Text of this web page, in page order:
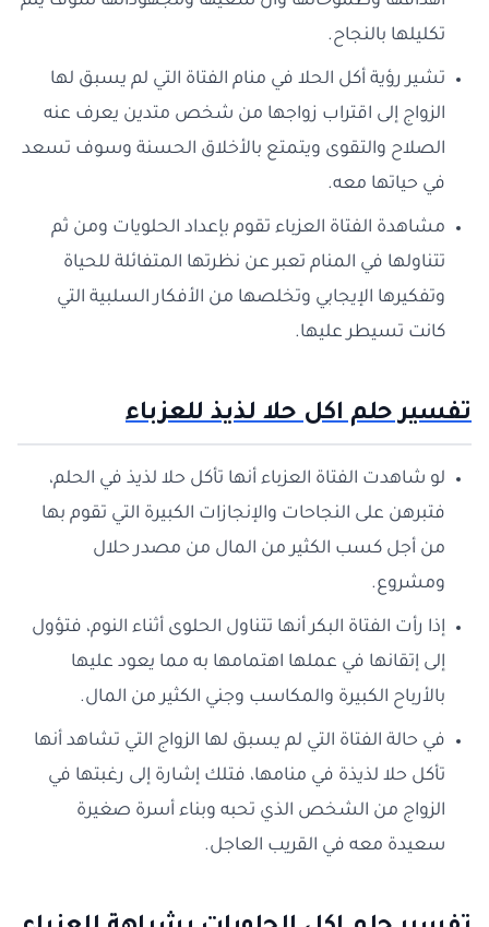
تكليلها بالنجاح.
تشير رؤية أكل الحلا في منام الفتاة التي لم يسبق لها
الزواج إلى اقتراب زواجها من شخص متدين يعرف عنه
الصلاح والتقوى ويتمتع بالأخلاق الحسنة وسوف تسعد
في حياتها معه.
مشاهدة الفتاة العزباء تقوم بإعداد الحلويات ومن ثم
تتناولها في المنام تعبر عن نظرتها المتفائلة للحياة
وتفكيرها الإيجابي وتخلصها من الأفكار السلبية التي
كانت تسيطر عليها.
تفسير حلم اكل حلا لذيذ للعزباء
لو شاهدت الفتاة العزباء أنها تأكل حلا لذيذ في الحلم،
فتبرهن على النجاحات والإنجازات الكبيرة التي تقوم بها
من أجل كسب الكثير من المال من مصدر حلال
ومشروع.
إذا رأت الفتاة البكر أنها تتناول الحلوى أثناء النوم، فتؤول
إلى إتقانها في عملها اهتمامها به مما يعود عليها
بالأرباح الكبيرة والمكاسب وجني الكثير من المال.
في حالة الفتاة التي لم يسبق لها الزواج التي تشاهد أنها
تأكل حلا لذيذة في منامها، فتلك إشارة إلى رغبتها في
الزواج من الشخص الذي تحبه وبناء أسرة صغيرة
سعيدة معه في القريب العاجل.